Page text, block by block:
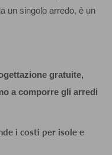
un singolo arredo, è un
gratuite,
a comporre gli arredi
i costi per isole e